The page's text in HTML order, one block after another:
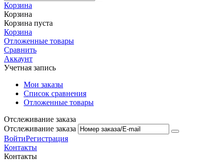
Корзина
Корзина
Корзина пуста
Корзина
Отложенные товары
Сравнить
Аккаунт
Учетная запись
Мои заказы
Список сравнения
Отложенные товары
Отслеживание заказа
Отслеживание заказа
ВойтиРегистрация
Контакты
Контакты